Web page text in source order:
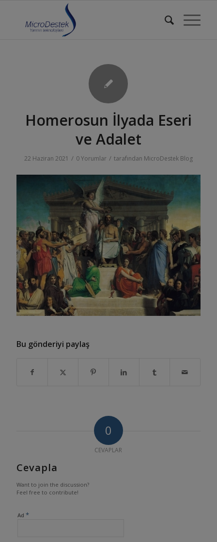
Homerosun İlyada Eseri
ve Adalet
22 Haziran 2021 / 0 Yorumlar / tarafından MicroDestek Blog
Bu gönderiyi paylaş
0
CEVAPLAR
Cevapla
Want to join the discussion?
Feel free to contribute!
Ad *